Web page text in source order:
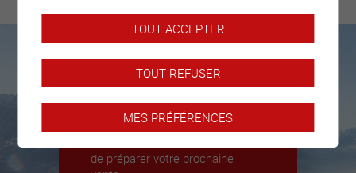
bien
Nous sommes là pour vous
Nous déléguerons un expert pour
de préparer votre prochaine
TOUT ACCEPTER
TOUT REFUSER
MES PRÉFÉRENCES